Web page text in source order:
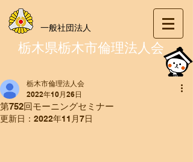
一般社団法人
栃木県栃木市倫理法人会
第752回モーニングセミナー
栃木市倫理法人会
2022年10月26日
更新日： 2022年11月7日